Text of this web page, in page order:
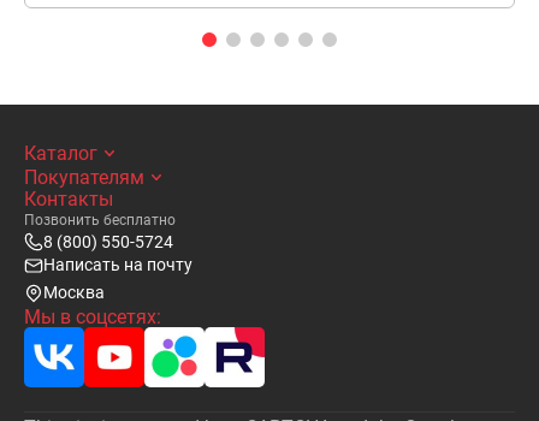
Каталог
Покупателям
Контакты
Позвонить бесплатно
8 (800) 550-5724
Написать на почту
Москва
Мы в соцсетях: